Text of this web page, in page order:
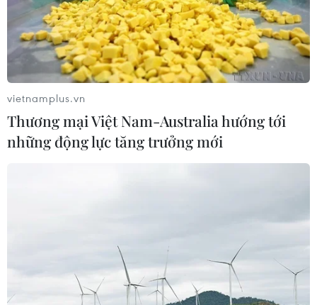
vietnamplus.vn
Thương mại Việt Nam-Australia hướng tới
những động lực tăng trưởng mới